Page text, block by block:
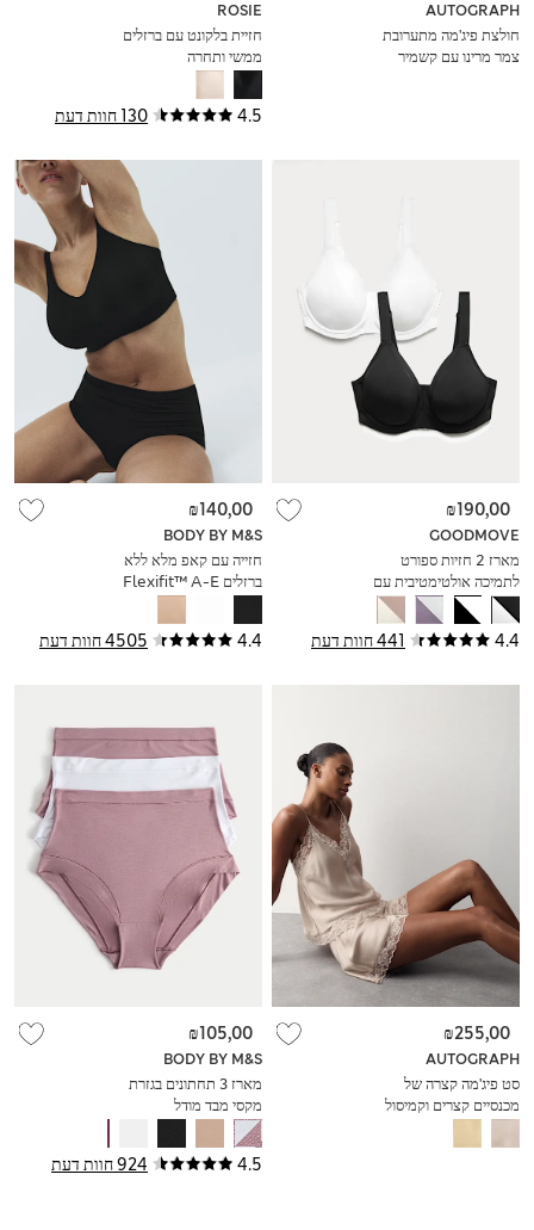
AUTOGRAPH
חולצת פיג'מה מתערובת
צמר מרינו עם קשמיר
4.5 130 חוות דעת
ROSIE
חזיית בלקונט עם ברזלים
ממשי ותחרה
4.4 441 חוות דעת
GOODMOVE
מארז 2 חזיות ספורט
לתמיכה אולטימטיבית עם
ברזלים (מידות A-H)
₪190,00
4.4 4505 חוות דעת
BODY BY M&S
חזייה עם קאפ מלא ללא
ברזלים Flexifit™ A-E
₪140,00
AUTOGRAPH
סט פיג'מה קצרה של
מכנסיים קצרים וקמיסול
מסטן עם עיטור תחרה
₪255,00
4.5 924 חוות דעת
BODY BY M&S
מארז 3 תחתונים בגזרת
מקסי מבד מודל
™Flexifit
₪105,00